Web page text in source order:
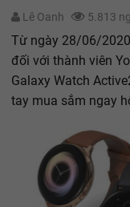
Lê Oanh 5.813
Từ ngày 28/06/
đối với thành viên
Galaxy Watch
tay mua sắm ngay